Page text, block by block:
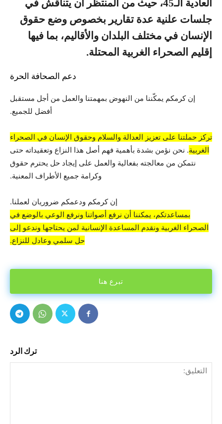
العادية الـ45، حيث من المنتظر أن يتناقش في
جلسات علنية عدة تقارير بخصوص وضع حقوق
الإنسان في مختلف البلدان والأقاليم، بما فيها
إقليم الصحراء الغربية المحتلة.
دعم الصحافة الحرة
إن كرمكم يمكّننا من النهوض بمهمتنا والعمل من أجل مستقبل
أفضل للجميع.
تركز حملتنا على تعزيز العدالة والسلام وحقوق الإنسان في الصحراء
الغربية. نحن نؤمن بشدة بأهمية فهم أصل هذا النزاع وتعقيداته حتى
نتمكن من معالجته بفعالية والعمل على إيجاد حل يحترم حقوق
وكرامة جميع الأطراف المعنية.
إن كرمكم ودعمكم ضروريان لعملنا.
بمساعدتكم، يمكننا أن نرفع أصواتنا ونرفع الوعي بالوضع في
الصحراء الغربية ونقدم المساعدة الإنسانية لمن يحتاجها وندعو إلى
حل سلمي وعادل للنزاع.
تبرع هنا
ترك الرد